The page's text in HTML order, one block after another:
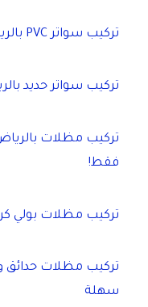
تركيب سواتر PVC بالرياض – مظهر أنيق وحماية كاملة
تركيب سواتر حديد
فقط!
تركيب مظلات بولي
تركيب مظلات حدائق
سهلة